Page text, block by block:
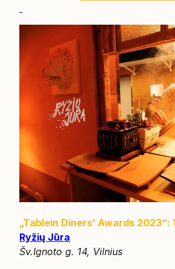
„Tablein Diners’ Awards 2023“:
Ryžių Jūra
Šv.Ignoto g. 14, Vilnius